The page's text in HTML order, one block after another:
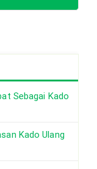
Sebagai Kado
Kado Ulang